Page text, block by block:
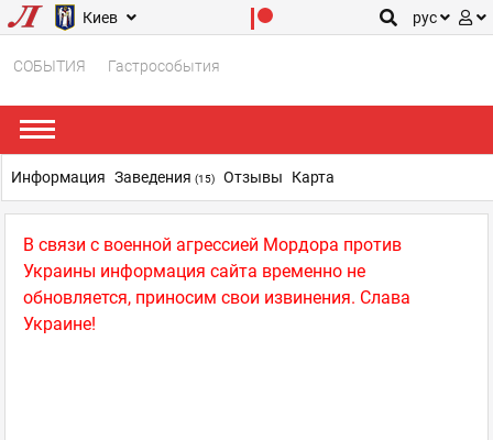
Киев рус
СОБЫТИЯ Гастрособытия
В связи с военной агрессией Мордора против
Украины информация сайта временно не
обновляется, приносим свои извинения. Слава
Украине!
Информация Заведения (15) Отзывы Карта